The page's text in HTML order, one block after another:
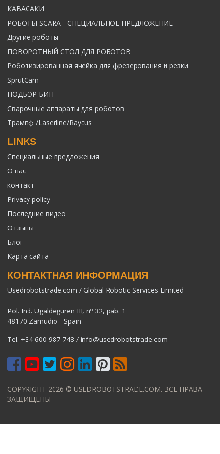
КАВАСАКИ
РОБОТЫ SCARA - СПЕЦИАЛЬНОЕ ПРЕДЛОЖЕНИЕ
Другие роботы
ПОВОРОТНЫЙ СТОЛ ДЛЯ РОБОТОВ
Роботизированная ячейка для фрезерования и резки
SprutCam
ПОДБОР БИН
Сварочные аппараты для роботов
Трампф /Laserline/Raycus
LINKS
Специальные предложения
О нас
контакт
Privacy policy
Последние видео
Отзывы
Блог
Карта сайта
КОНТАКТНАЯ ИНФОРМАЦИЯ
Usedrobotstrade.com / Global Robotic Services Limited
Pol. Ind. Ugaldeguren III, nº 32, pab. 1
48170 Zamudio - Spain
Tel. +34 600 987 748 / info@usedrobotstrade.com
COPYRIGHT 2026 © USEDROBOTSTRADE.COM. ВСЕ ПРАВА
ЗАЩИЩЕНЫ